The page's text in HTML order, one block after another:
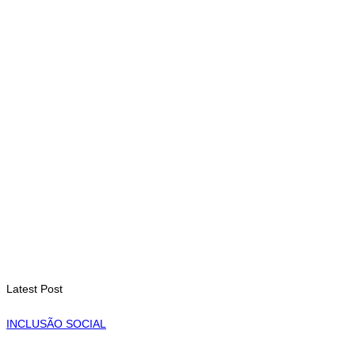
Latest Post
INCLUSÃO SOCIAL